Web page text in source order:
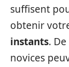
suffisent
obtenir
instants.
novices